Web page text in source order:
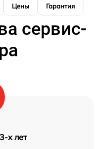
Цены Гарантия
сервис-
х лет